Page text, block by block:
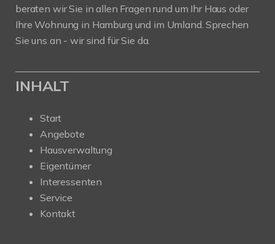
beraten wir Sie in allen Fragen rund um Ihr Haus oder
Ihre Wohnung in Hamburg und im Umland. Sprechen
Sie uns an - wir sind für Sie da.
INHALT
Start
Angebote
Hausverwaltung
Eigentümer
Interessenten
Service
Kontakt